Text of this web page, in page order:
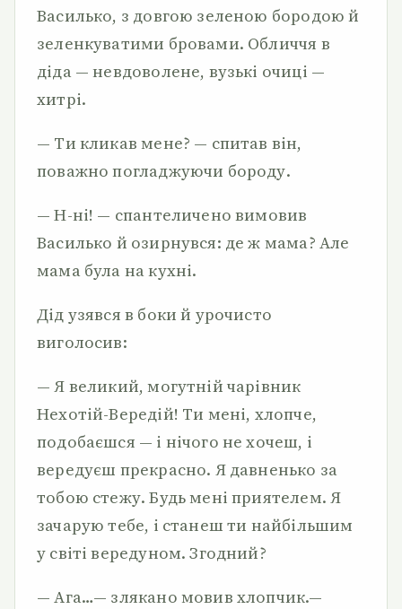
Василько, з довгою зеленою бородою й
зеленкуватими бро­вами. Обличчя в
діда — невдоволене, вузькі очиці —
хитрі.
— Ти кликав мене? — спитав він,
поважно погладжуючи бороду.
— Н-ні! — спантеличено вимовив
Василько й озирнувся: де ж мама? Але
мама була на кухні.
Дід узявся в боки й урочисто
виголосив:
— Я великий, могутній ча­рівник
Нехотій-Вередій! Ти ме­ні, хлопче,
подобаєшся — і ні­чого не хочеш, і
вередуєш пре­красно. Я давненько за
тобою стежу. Будь мені приятелем. Я
зачарую тебе, і станеш ти найбільшим
у світі вередуном. Згодний?
— Ага…— злякано мовив хлопчик.—